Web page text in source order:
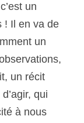
un
! Il en va de
un
un récit
qui
à nous